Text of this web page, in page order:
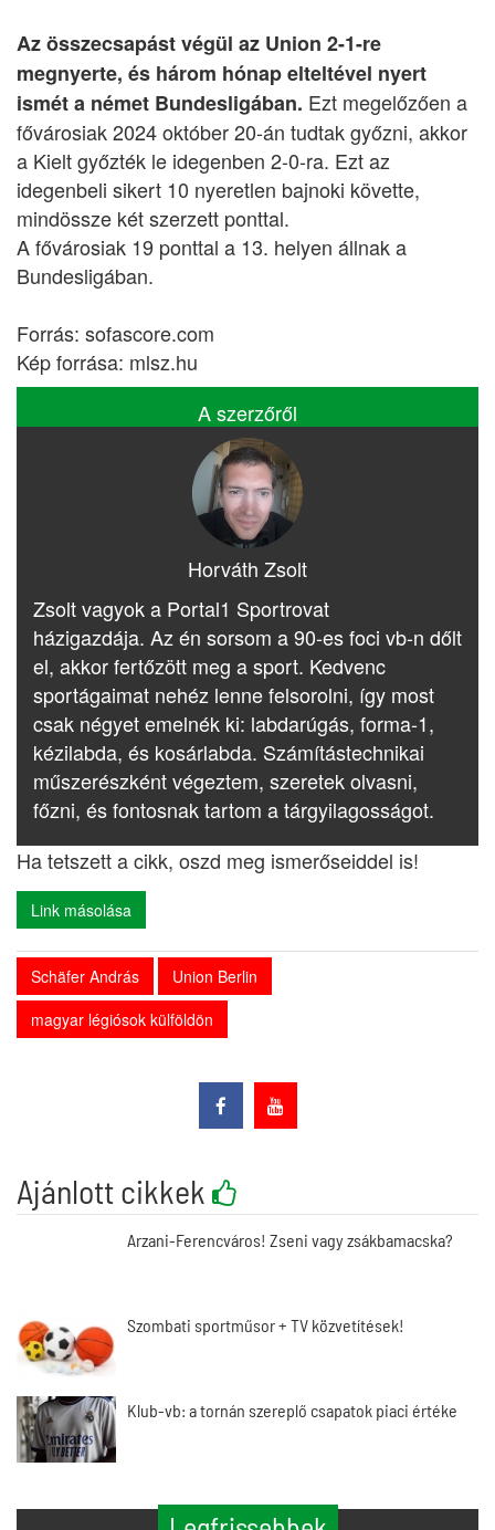
Az összecsapást végül az Union 2-1-re
megnyerte, és három hónap elteltével nyert
ismét a német Bundesligában. Ezt megelőzően a
fővárosiak 2024 október 20-án tudtak győzni, akkor
a Kielt győzték le idegenben 2-0-ra. Ezt az
idegenbeli sikert 10 nyeretlen bajnoki követte,
mindössze két szerzett ponttal.
A fővárosiak 19 ponttal a 13. helyen állnak a
Bundesligában.
Forrás: sofascore.com
Kép forrása: mlsz.hu
A szerzőről
Horváth Zsolt
Zsolt vagyok a Portal1 Sportrovat
házigazdája. Az én sorsom a 90-es foci vb-n dőlt
el, akkor fertőzött meg a sport. Kedvenc
sportágaimat nehéz lenne felsorolni, így most
csak négyet emelnék ki: labdarúgás, forma-1,
kézilabda, és kosárlabda. Számítástechnikai
műszerészként végeztem, szeretek olvasni,
főzni, és fontosnak tartom a tárgyilagosságot.
Ha tetszett a cikk, oszd meg ismerőseiddel is!
Link másolása
Schäfer András
Union Berlin
magyar légiósok külföldön
Ajánlott cikkek
Arzani-Ferencváros! Zseni vagy zsákbamacska?
Szombati sportműsor + TV közvetítések!
Klub-vb: a tornán szereplő csapatok piaci értéke